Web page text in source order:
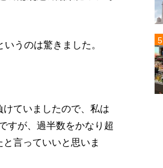
うのは驚きました。
ていましたので、私は
すが、過半数をかなり超
言っていいと思いま